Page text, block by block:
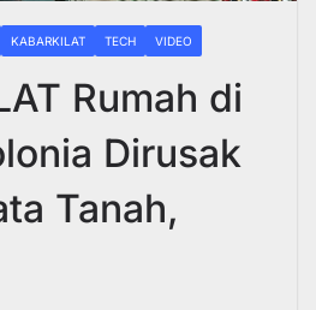
KABARKILAT TECH VIDEO
Rumah di
Dirusak
Tanah,